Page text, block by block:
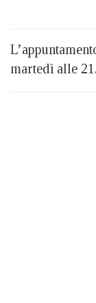
martedì alle 21.